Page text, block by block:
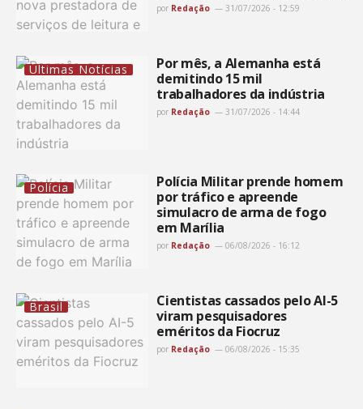
por Redação 31/07/2026 - 12:59
Últimas Notícias
Por mês, a Alemanha está
demitindo 15 mil
trabalhadores da indústria
por Redação 31/07/2026 - 14:44
Polícia
Polícia Militar prende homem
por tráfico e apreende
simulacro de arma de fogo
em Marília
por Redação 06/08/2026 - 16:12
Brasil
Cientistas cassados pelo AI-5
viram pesquisadores
eméritos da Fiocruz
por Redação 06/08/2026 - 15:35